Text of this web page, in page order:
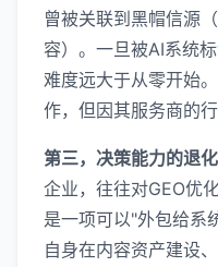
曾被关联到黑帽信源
容）。一旦被AI系统
难度远大于从零开始
作，但因其服务商的
第三，决策能力的退化
企业，往往对GEO优
是一项可以"外包给系
自身在内容资产建设